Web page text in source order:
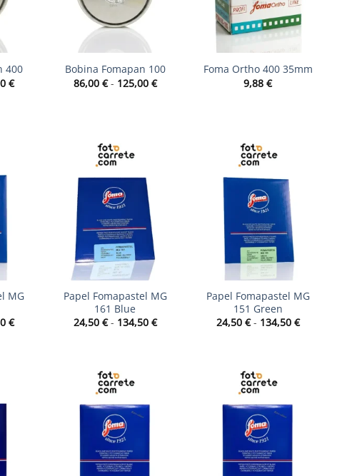
400
€Rango
Bobina Fomapan 100
86,00 € - 125,00 €Rango
Foma Ortho 400 35mm
9,88 €
MG
€Rango
Papel Fomapastel MG
161 Blue
24,50 € - 134,50 €Rango
Papel Fomapastel MG
151 Green
24,50 € - 134,50 €Rango